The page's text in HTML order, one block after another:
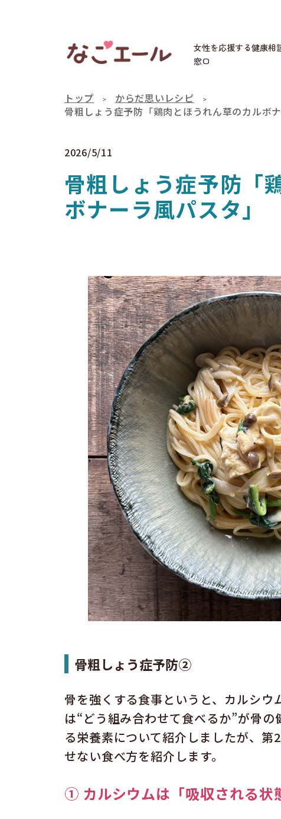
女性を応援する健康相
窓口
トップ
からだ思いレシピ
骨粗しょう症予防「鶏肉とほうれん草のカルボ
2026/5/11
骨粗しょう症予防「
ボナーラ風パスタ」
骨粗しょう症予防②
骨を強くする食事というと、カルシ
は“どう組み合わせて食べるか”が骨
る栄養素について紹介しましたが、
せない食べ方を紹介します。
① カルシウムは「吸収される状